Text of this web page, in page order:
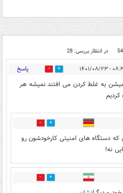
در انتظار بررسی: 28
۱۴۰۱/۰۸/۲۳ 83 پاسخ
به غلط کردن می افتند نمیشه هر
37
که دستگاه های امنیتی کارخودشون رو
نه!
0